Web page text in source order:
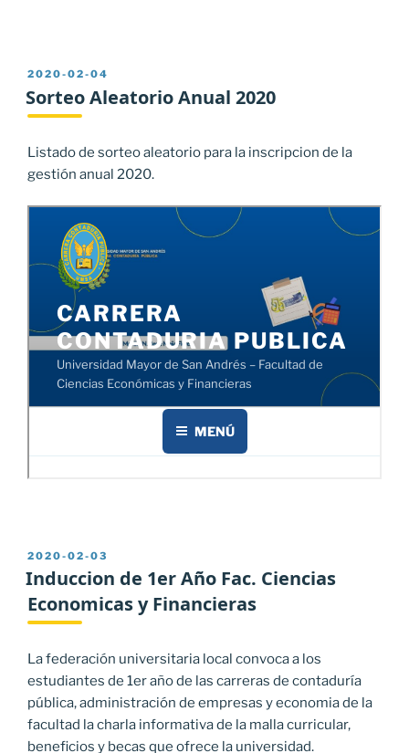
PUBLICADO
EL
2020-02-04
Sorteo Aleatorio Anual 2020
Listado de sorteo aleatorio para la inscripcion de la
gestión anual 2020.
PUBLICADO
EL
2020-02-03
Induccion de 1er Año Fac. Ciencias
Economicas y Financieras
La federación universitaria local convoca a los
estudiantes de 1er año de las carreras de contaduría
pública, administración de empresas y economia de la
facultad la charla informativa de la malla curricular,
beneficios y becas que ofrece la universidad.